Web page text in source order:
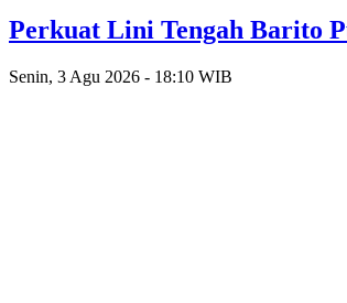
Perkuat Lini Tengah Barito
Senin, 3 Agu 2026 - 18:10 WIB